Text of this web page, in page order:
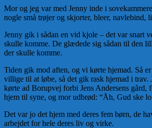
Mor og jeg var med Jenny inde i
nogle små trøjer og skjorter, bleer, navlebind,
Jenny gik i sådan en vid kjole – det var snart
skulle komme. De glædede sig sådan til den
der skulle komme.
Tiden gik mod aften, og vi kørte hjemad. Så
villige til at løbe, så det gik rask hjemad i trav.
kørte ad Borupvej forbi Jens Andersens gård,
hjem til syne, og mor udbrød: “Åh, Gud ske
Det var jo det hjem med deres fem børn, de
arbejdet for hele deres liv og virke.